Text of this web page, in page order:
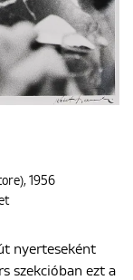
1956
nyerteseként
szekcióban ezt a